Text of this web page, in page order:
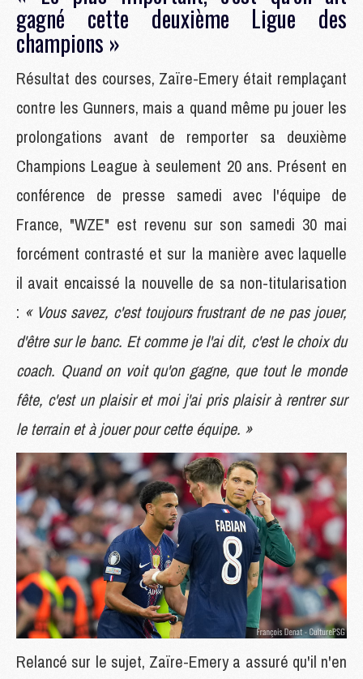
gagné cette deuxième Ligue des
champions »
Résultat des courses, Zaïre-Emery était remplaçant
contre les Gunners, mais a quand même pu jouer les
prolongations avant de remporter sa deuxième
Champions League à seulement 20 ans. Présent en
conférence de presse samedi avec l'équipe de
France, "WZE" est revenu sur son samedi 30 mai
forcément contrasté et sur la manière avec laquelle
il avait encaissé la nouvelle de sa non-titularisation
: « Vous savez, c'est toujours frustrant de ne pas jouer,
d'être sur le banc. Et comme je l'ai dit, c'est le choix du
coach. Quand on voit qu'on gagne, que tout le monde
fête, c'est un plaisir et moi j'ai pris plaisir à rentrer sur
le terrain et à jouer pour cette équipe. »
Relancé sur le sujet, Zaïre-Emery a assuré qu'il n'en